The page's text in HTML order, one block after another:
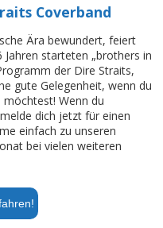
Coverband
Ära bewundert, feiert
Jahren starteten „brothers in
der Dire Straits,
gute Gelegenheit, wenn du
Wenn du
dich jetzt für einen
einfach zu unseren
bei vielen weiteren